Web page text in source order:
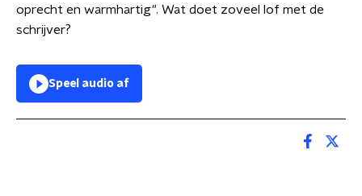
oprecht en warmhartig". Wat doet zoveel lof met de
schrijver?
Speel audio af